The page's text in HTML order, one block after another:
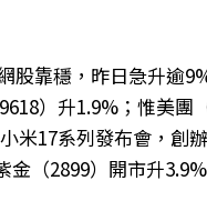
靠穩，昨日急升逾
）升1.9%；惟美團
米17系列發布會，創
（2899）開市升